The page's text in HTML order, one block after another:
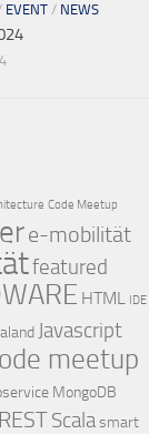
EVENT / NEWS
Code Meetup
e-mobilität
featured
HTML IDE
Javascript
meetup
MongoDB
RESTScalasmart